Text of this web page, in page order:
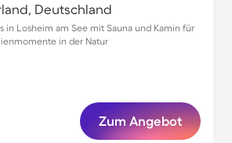
Deutschland
in Losheim am See mit Sauna und Kamin für
in der Natur
Zum Angebot